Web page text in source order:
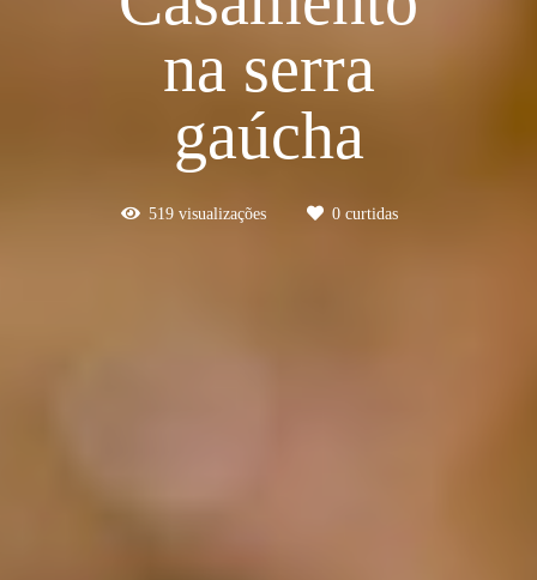
na serra
gaúcha
519 visualizações 0 curtidas